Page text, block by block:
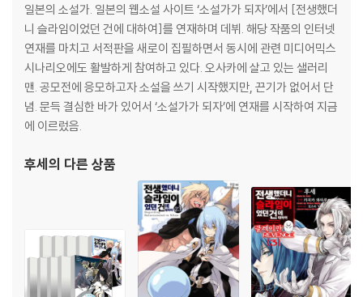
일본의 소설가. 일본의 웹소설 사이트 ‘소설가가 되자’에서 [전생했더
니 슬라임이었던 건에 대하여]를 연재하며 데뷔. 해당 작품의 인터넷
연재를 마치고 서적판을 새로이 집필하면서 동시에 관련 미디어믹스
시나리오에도 활발하게 참여하고 있다. 오사카에 살고 있는 샐러리
맨. 공모전에 응모하고자 소설을 쓰기 시작했지만, 끈기가 없어서 단
념. 문득 결심한 바가 있어서 ‘소설가가 되자’에 연재를 시작하여 지금
에 이르렀음.
후세의 다른 상품